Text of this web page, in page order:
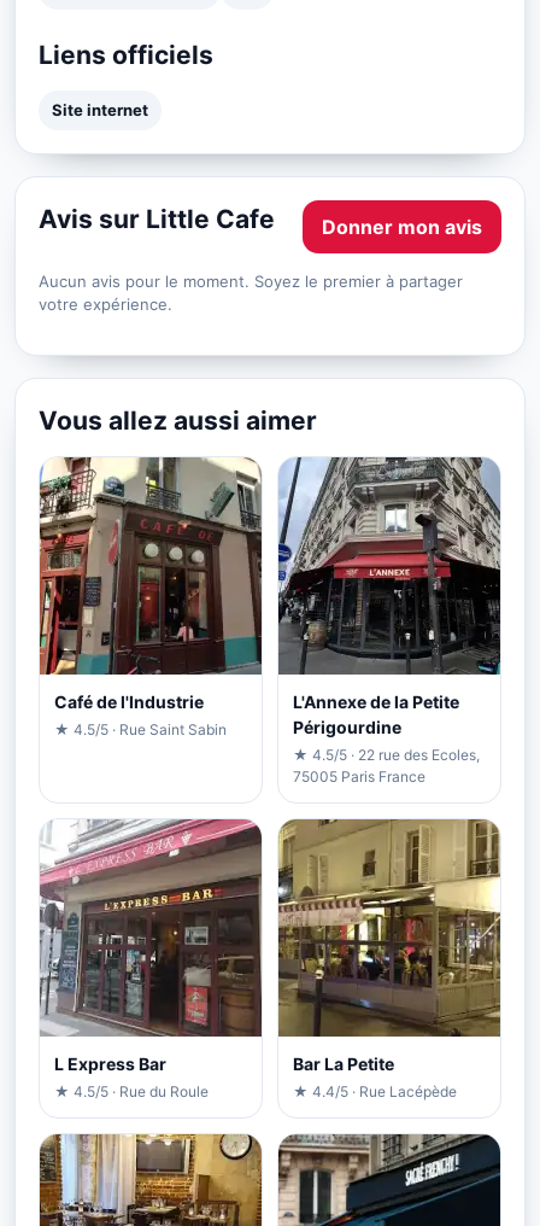
Liens officiels
Site internet
Avis sur Little Cafe Donner mon avis
Aucun avis pour le moment. Soyez le premier à partager
votre expérience.
Vous allez aussi aimer
Café de l'Industrie
★ 4.5/5 · Rue Saint Sabin
L'Annexe de la Petite
Périgourdine
★ 4.5/5 · 22 rue des Ecoles,
75005 Paris France
L Express Bar
★ 4.5/5 · Rue du Roule
Bar La Petite
★ 4.4/5 · Rue Lacépède